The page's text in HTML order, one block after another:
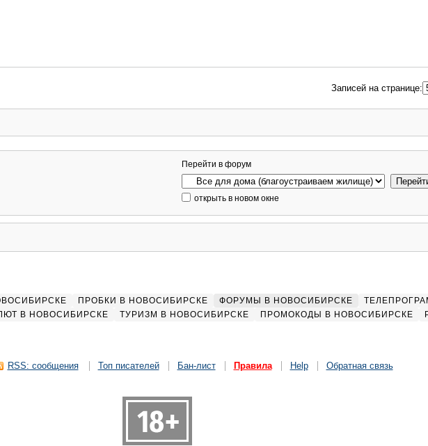
Записей на странице:
Перейти в форум
открыть в новом окне
ПРОБКИ В НОВОСИБИРСКЕ ФОРУМЫ В НОВОСИБИРСКЕ
В НОВОСИБИРСКЕ ТУРИЗМ В НОВОСИБИРСКЕ ПРОМОКОДЫ В НОВОСИБИРСКЕ
RSS: сообщения Топ писателей Бан-лист Правила Help Обратная связь